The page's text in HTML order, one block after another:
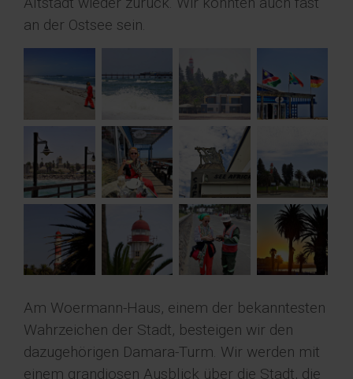
an der Ostsee sein.
Am Woermann-Haus, einem der bekanntesten
Wahrzeichen der Stadt, besteigen wir den
dazugehörigen Damara-Turm. Wir werden mit
einem grandiosen Ausblick über die Stadt, die